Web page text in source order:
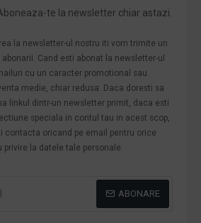
te la newsletter chiar astazi.
la newsletter-ul nostru iti vom trimite un
Cand esti abonat la newsletter-ul
cu un caracter promotional sau
medie, chiar redusa. Daca doresti sa
linkul dintr-un newsletter primit, daca esti
speciala in contul tau in acest scop,
contacta oricand pe email pentru orice
la datele tale personale.
ABONARE